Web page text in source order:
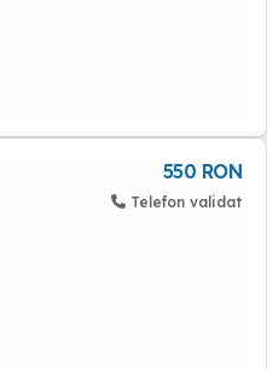
550 RON
Telefon validat